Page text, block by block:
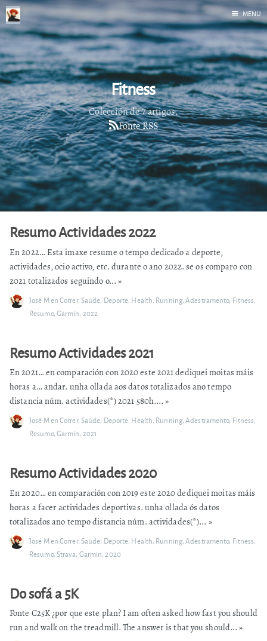
Inicio
Correr
Fediverso
Libros
Foto
Acerca de
MENU
Fitness
Colección de 7 artigos.
Fonte RSS
Resumo Actividades 2022
En 2022… Esta imaxe resume o tempo dedicado a deporte,
actividades, ocio activo, etc. durante o ano 2022. se os comparo con
2021 totalizados seguindo o...»
José MenCorrer,Saúde, Deporte, Health, Running,Adestramento, Fitness,
Resumo,Garmin, 2022
Resumo Actividades 2021
En 2021… en comparación con 2020 este 2021 dediquei moitas máis
horas a… andar. unha ollada aos datos totalizados ano tempo
distancia núm. actividades(*) 2021 580h....»
José MenCorrer,Saúde, Deporte, Health, Running,Adestramento, Fitness,
Resumo,Garmin, 2021
Resumo Actividades 2020
En 2020… en comparación con 2019 este 2020 dediquei moitas máis
horas a facer actividades deportivas. unha ollada ós datos
totalizados ano tempo distancia núm. actividades(*)... »
José MenCorrer,Saúde, Deporte, Health, Running,Adestramento, Fitness,
Resumo,Strava, Garmin,2020
Do sofá a 5K
Fonte C25K ¿por que este plan? I am often asked how fast you should
run and walk on the treadmill. The answer is that you should...»